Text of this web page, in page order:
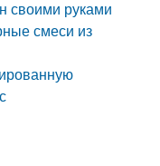
своими руками
смеси из